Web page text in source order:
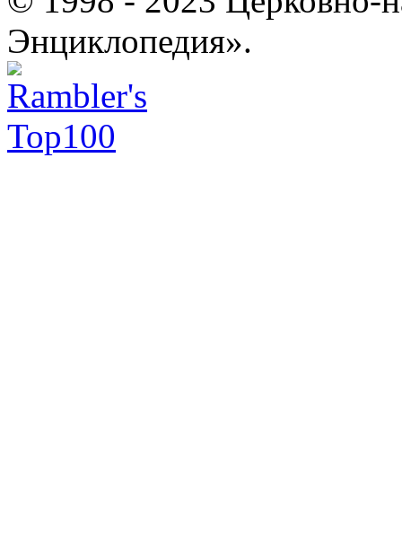
Энциклопедия».